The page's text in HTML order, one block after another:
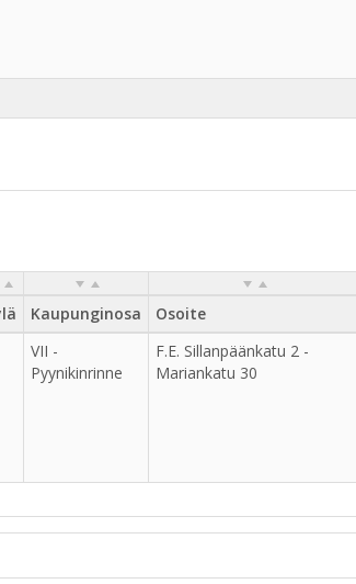
Kaupunginosa Osoite
VII -
Pyynikinrinne
F.E. Sillanpäänkatu 2 -
Mariankatu 30